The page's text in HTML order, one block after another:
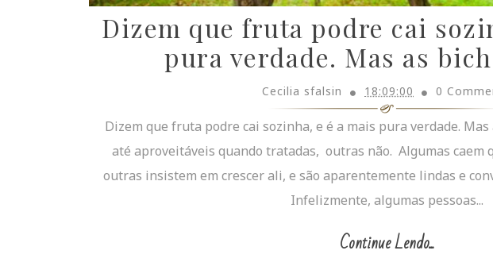
Dizem que fruta podre cai
pura verdade. Mas as
Cecilia sfalsin 18:09:00 0
Dizem que fruta podre cai sozinha, e é a mais pura verdade. Mas
até aproveitáveis quando tratadas, outras não. Algumas caem
outras insistem em crescer ali, e são aparentemente lindas e
Infelizmente, algumas pessoas...
Continue Lendo...